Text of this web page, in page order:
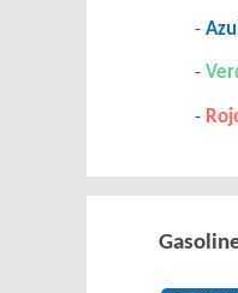
Azul